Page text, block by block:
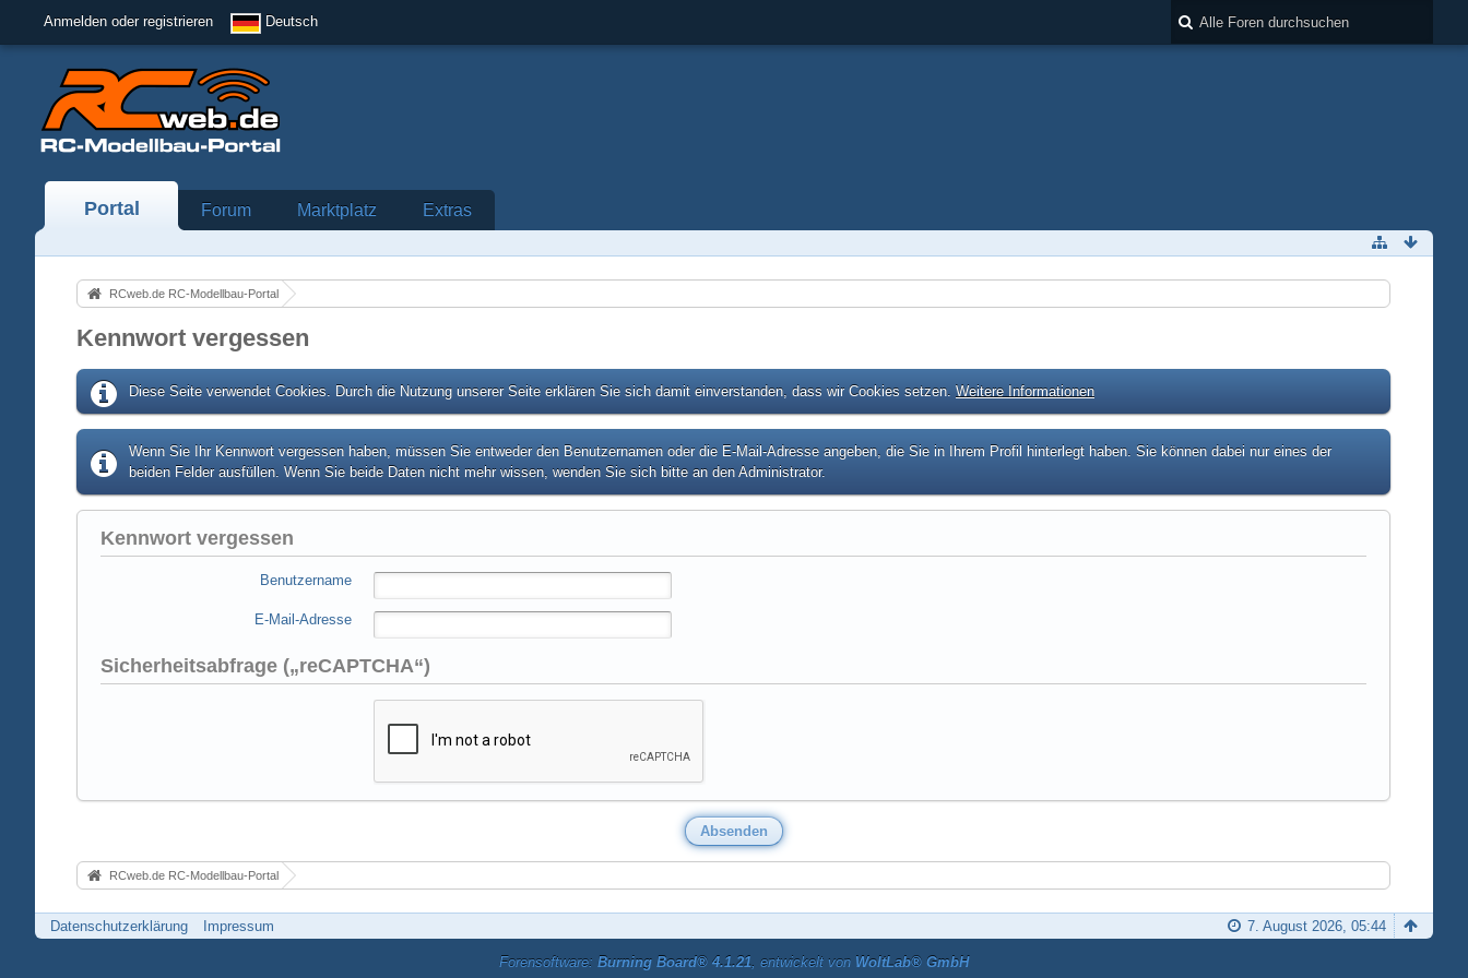
Anmelden oder registrieren Deutsch
Portal Forum Marktplatz Extras
RCweb.de RC-Modellbau-Portal
Kennwort vergessen
Diese Seite verwendet Cookies. Durch die Nutzung unserer Seite erklären Sie sich damit einverstanden, dass wir Cookies setzen. Weitere Informationen
Wenn Sie Ihr Kennwort vergessen haben, müssen Sie entweder den Benutzernamen oder die E-Mail-Adresse angeben, die Sie in Ihrem Profil hinterlegt haben. Sie können dabei nur eines der
beiden Felder ausfüllen. Wenn Sie beide Daten nicht mehr wissen, wenden Sie sich bitte an den Administrator.
Kennwort vergessen
Benutzername
E-Mail-Adresse
Sicherheitsabfrage („reCAPTCHA“)
RCweb.de RC-Modellbau-Portal
Datenschutzerklärung Impressum 7. August 2026, 05:44
Forensoftware: Burning Board® 4.1.21, entwickelt von WoltLab® GmbH